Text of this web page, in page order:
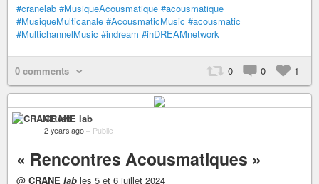
#cranelab #MusiqueAcousmatique #acousmatique
#MusiqueMulticanale #AcousmaticMusic #acousmatic
#MultichannelMusic #indream #inDREAMnetwork
0 comments 0 0 1
CRANE lab
2 years ago – Public
« Rencontres Acousmatiques »
@ CRANE lab les 5 et 6 juillet 2024